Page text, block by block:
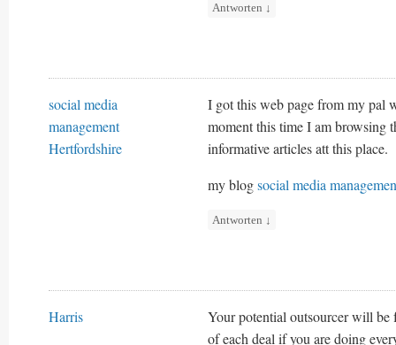
Antworten ↓
social media
management
Hertfordshire
I got this web page from my pal
moment this time I am browsing
informative articles att this place.
my blogsocial media
Antworten ↓
Harris
Your potential outsourcer will
of each deal if you are doing